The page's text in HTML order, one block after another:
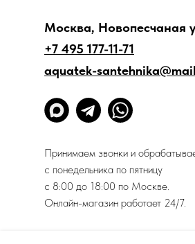
Москва, Новопесчаная
+7 495 177-11-71
aquatek-
Принимаем звонки и
с понедельника по пятницу
с 8:00 до 18:00 по Москве.
Онлайн-магазин работает 24/7.